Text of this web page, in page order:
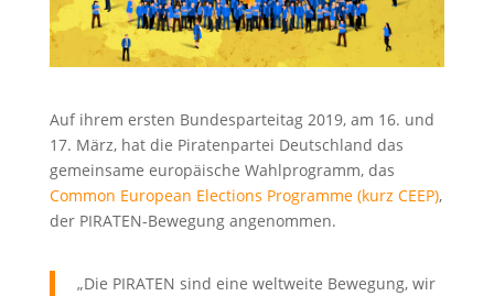
Auf ihrem ersten Bundesparteitag 2019, am 16. und
17. März, hat die Piratenpartei Deutschland das
gemeinsame europäische Wahlprogramm, das
Common European Elections Programme (kurz CEEP),
der PIRATEN-Bewegung angenommen.
„Die PIRATEN sind eine weltweite Bewegung, wir